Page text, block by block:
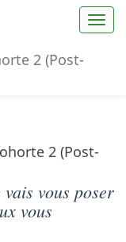
2 (Post-
2 (Post-
vous poser
vous